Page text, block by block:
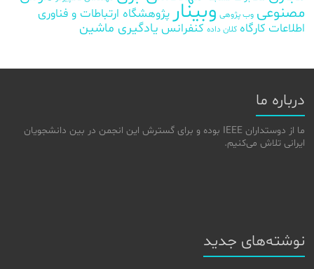
مصنوعی وب پژوهی وبینارپژوهشگاه ارتباطات و فناوری
اطلاعات کارگاه کلان داده کنفرانس یادگیری ماشین
درباره ما
ما از دوستداران IEEE بوده و برای گسترش این انجمن در بین دانشجویان
ایرانی تلاش می‌کنیم.
نوشته‌های جدید